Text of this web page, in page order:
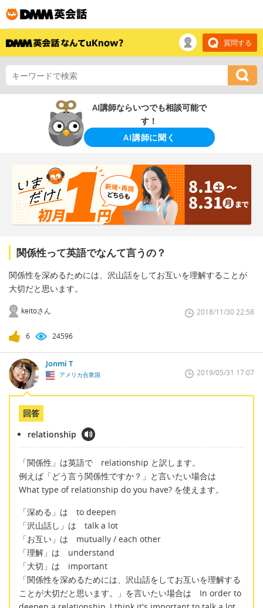
質問する
AI講師ならいつでも相談可能で
す！
AI講師に聞く
関係性って英語でなんて言うの？
関係性を深めるためには、沢山話をしてお互いを理解することが
大切だと思います。
keitoさん 2018/11/30 22:58
6 24596
Jonmi T
アメリカ合衆国 2019/05/31 17:07
回答
relationship
「関係性」は英語で relationship と訳します。
例えば「どう言う関係性ですか？」と言いたい場合は
What type of relationship do you have? を使えます。
「深める」は to deepen
「沢山話し」は talk a lot
「お互い」は mutually / each other
「理解」は understand
「大切」は important
「関係性を深めるためには、沢山話をしてお互いを理解する
ことが大切だと思います。」を言いたい場合は In order to